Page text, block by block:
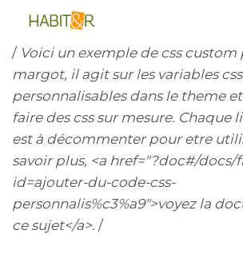
/ Voici un exemple de css
margot, il agit sur les variables
personnalisables dans le theme
faire des css sur mesure. Chaque
est à décommenter pour etre
savoir plus, <a href="?doc#/docs/
id=ajouter-du-code-css-
personnalis%c3%a9">voyez la
ce sujet</a>. /